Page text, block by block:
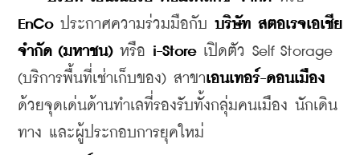
EnCo ประกาศความร่วมมือกับ บริษัท สตอเรจเอเชีย
จำกัด (มหาชน) หรือ i-Store เปิดตัว Self Storage
(บริการพื้นที่เช่าเก็บของ) สาขาเอนเทอร์-ดอนเมือง
ด้วยจุดเด่นด้านทำเลที่รองรับทั้งกลุ่มคนเมือง นักเดิน
ทาง และผู้ประกอบการยุคใหม่